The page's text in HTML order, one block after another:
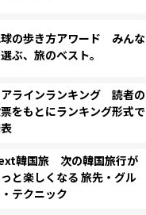
の歩き方アワード みんな
ぶ、旅のベスト。
ラインランキング 読者の
をもとにランキング形式で
韓国旅 次の韓国旅行が
と楽しくなる 旅先・グル
テクニック